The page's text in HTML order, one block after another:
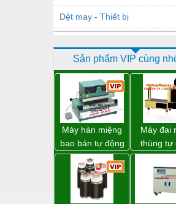
Dệt may - Thiết bị
Dịch vụ - Thi công
Điện công nghiệp
Điện gia dụng
Điện Lạnh
Đóng tàu Thiết bị
Đúc chính xác Thiết bị
Dụng cụ cầm tay
Sản phẩm VIP cùng
Máy hàn miệng
bao bán tự động
nhập khẩu
Taiwan
Máy đai
thùng tự
DBA-
Loan